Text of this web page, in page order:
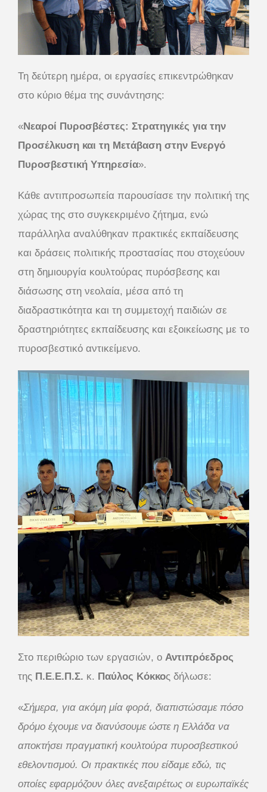
Τη δεύτερη ημέρα, οι εργασίες επικεντρώθηκαν
στο κύριο θέμα της συνάντησης:
«Νεαροί Πυροσβέστες: Στρατηγικές για την
Προσέλκυση και τη Μετάβαση στην Ενεργό
Πυροσβεστική Υπηρεσία».
Κάθε αντιπροσωπεία παρουσίασε την πολιτική της
χώρας της στο συγκεκριμένο ζήτημα, ενώ
παράλληλα αναλύθηκαν πρακτικές εκπαίδευσης
και δράσεις πολιτικής προστασίας που στοχεύουν
στη δημιουργία κουλτούρας πυρόσβεσης και
διάσωσης στη νεολαία, μέσα από τη
διαδραστικότητα και τη συμμετοχή παιδιών σε
δραστηριότητες εκπαίδευσης και εξοικείωσης με το
πυροσβεστικό αντικείμενο.
Στο περιθώριο των εργασιών, ο Αντιπρόεδρος
της Π.Ε.Ε.Π.Σ. κ. Παύλος Κόκκος δήλωσε:
«Σήμερα, για ακόμη μία φορά, διαπιστώσαμε πόσο
δρόμο έχουμε να διανύσουμε ώστε η Ελλάδα να
αποκτήσει πραγματική κουλτούρα πυροσβεστικού
εθελοντισμού. Οι πρακτικές που είδαμε εδώ, τις
οποίες εφαρμόζουν όλες ανεξαιρέτως οι ευρωπαϊκές